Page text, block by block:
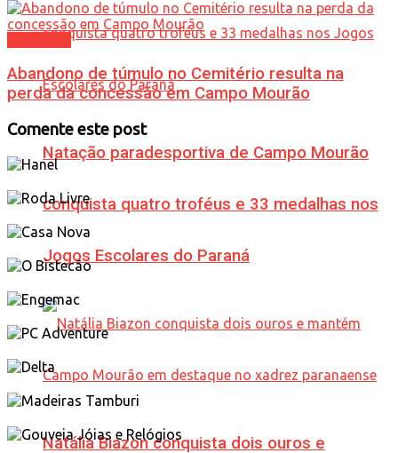
Natação paradesportiva de Campo Mourão
conquista quatro troféus e 33 medalhas nos
Jogos Escolares do Paraná
Natália Biazon conquista dois ouros e
Abandono de túmulo no Cemitério resulta na
perda da concessão em Campo Mourão
Comente este post